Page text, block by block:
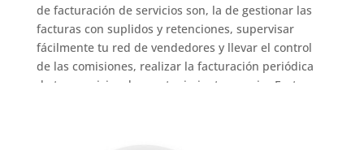
de facturación de servicios son, la de gestionar las
facturas con suplidos y retenciones, supervisar
fácilmente tu red de vendedores y llevar el control
de las comisiones, realizar la facturación periódica
de tus servicios de mantenimiento y enviar Factura-e